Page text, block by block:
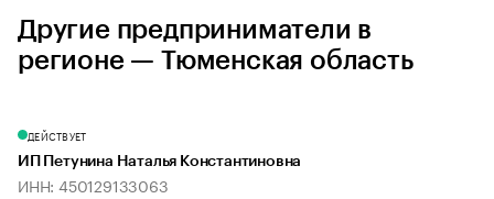
Другие предприниматели в
регионе — Тюменская область
ДЕЙСТВУЕТ
ИП Петунина Наталья Константиновна
ИНН: 450129133063